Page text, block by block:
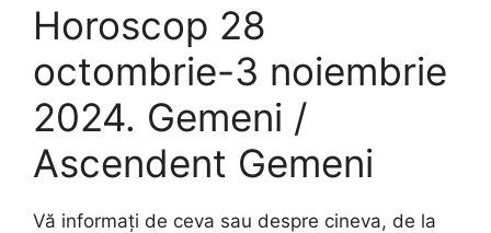
Horoscop 28
octombrie-3 noiembrie
2024. Gemeni /
Ascendent Gemeni
Vă informați de ceva sau despre cineva, de la